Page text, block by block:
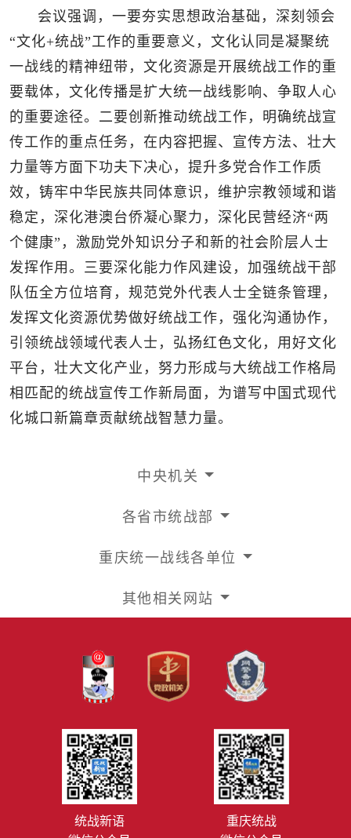
会议强调，一要夯实思想政治基础，深刻领会
“文化+统战”工作的重要意义，文化认同是凝聚统
一战线的精神纽带，文化资源是开展统战工作的重
要载体，文化传播是扩大统一战线影响、争取人心
的重要途径。二要创新推动统战工作，明确统战宣
传工作的重点任务，在内容把握、宣传方法、壮大
力量等方面下功夫下决心，提升多党合作工作质
效，铸牢中华民族共同体意识，维护宗教领域和谐
稳定，深化港澳台侨凝心聚力，深化民营经济“两
个健康”，激励党外知识分子和新的社会阶层人士
发挥作用。三要深化能力作风建设，加强统战干部
队伍全方位培育，规范党外代表人士全链条管理，
发挥文化资源优势做好统战工作，强化沟通协作，
引领统战领域代表人士，弘扬红色文化，用好文化
平台，壮大文化产业，努力形成与大统战工作格局
相匹配的统战宣传工作新局面，为谱写中国式现代
化城口新篇章贡献统战智慧力量。
中央机关
各省市统战部
重庆统一战线各单位
其他相关网站
统战新语
重庆统战